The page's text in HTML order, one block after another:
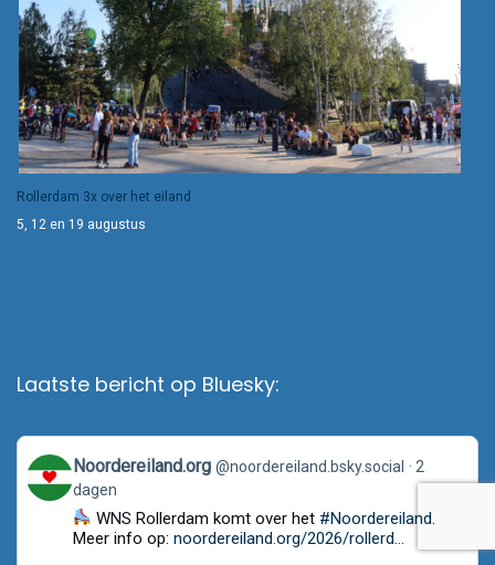
Rollerdam 3x over het eiland
5, 12 en 19 augustus
Laatste bericht op Bluesky:
View
post
by
Noordereiland.org
Bluesky
Noordereiland.org @noordereiland.bsky.social
2
dagen
WNS Rollerdam komt over het #Noordereiland.
Meer info op: noordereiland.org/2026/rollerd...